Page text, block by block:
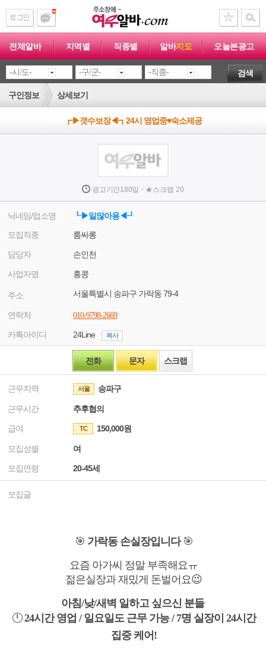
전체알바 지역별 직종별 알바지도 오늘본광고
검색
구인정보 상세보기
┏▶갯수보장◀┓24시 영업중♥숙소제공
광고기간180일 · ★스크랩 20
닉네임/업소명
┖▶일많아용◀┚
모집직종
룸싸롱
담당자 손인천
사업자명 홍콩
주소 서울특별시 송파구 가락동 79-4
연락처 010-9798-2669
카톡아이디 24Line 복사
전화 문자 스크랩
근무지역 서울 송파구
근무시간 추후협의
급여 TC 150,000원
모집성별 여
모집연령 20-45세
모집글
🎯 가락동 손실장입니다🎯
요즘 아가씨 정말 부족해요ㅠ
젊은실장과 재밌게 돈벌어요😉
아침/낮/새벽 일하고 싶으신 분들
🕛24시간 영업 / 일요일도 근무 가능 / 7명 실장이 24시간
집중 케어!